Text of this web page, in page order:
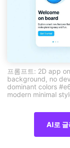
프롬프트: 2D app
background, no
dominant colors
modern minimal
AI로 글